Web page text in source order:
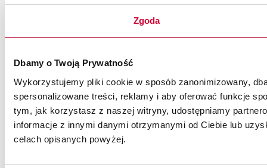
Zgoda
Dbamy o Twoją Prywatność
Wykorzystujemy pliki cookie w sposób zanonimizowany,
spersonalizowane treści, reklamy i aby oferować funkcje
tym, jak korzystasz z naszej witryny, udostępniamy
informacje z innymi danymi otrzymanymi od Ciebie lub
celach opisanych powyżej.